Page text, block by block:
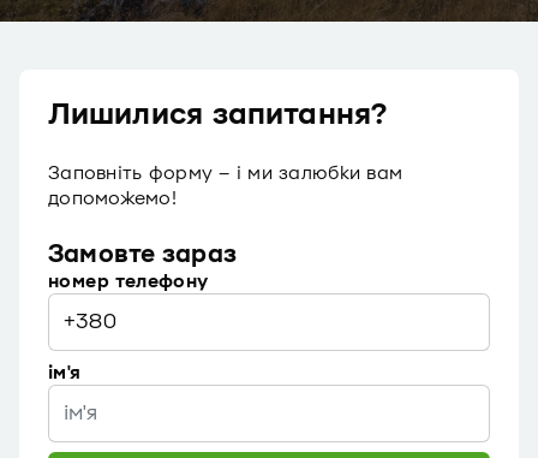
Лишилися запитання?
Заповніть форму – і ми залюбки вам
допоможемо!
Замовте зараз
номер телефону
ім'я